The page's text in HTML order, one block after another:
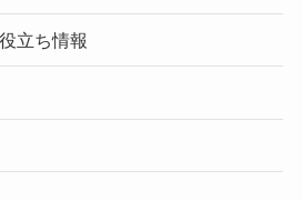
立ち情報